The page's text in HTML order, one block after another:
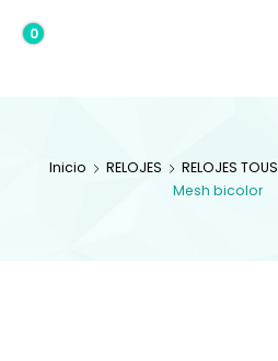
0,00€
0
Inicio RELOJES RELOJES TOUS
Mesh bicolor